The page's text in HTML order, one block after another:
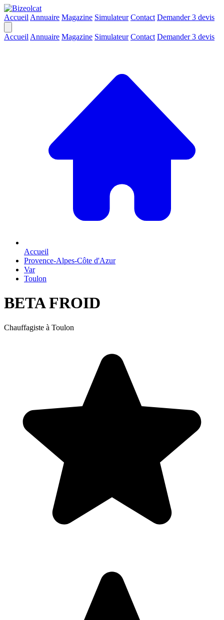
Accueil Annuaire Magazine Simulateur Contact Demander 3 devis
Accueil Annuaire Magazine Simulateur Contact Demander 3 devis
Accueil
Provence-Alpes-Côte d'Azur
Var
Toulon
BETA FROID
Chauffagiste à Toulon